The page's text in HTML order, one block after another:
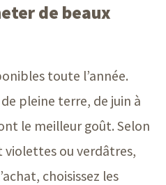
de beaux
toute l’année.
pleine terre, de juin à
le meilleur goût. Selon
violettes ou verdâtres,
choisissez les